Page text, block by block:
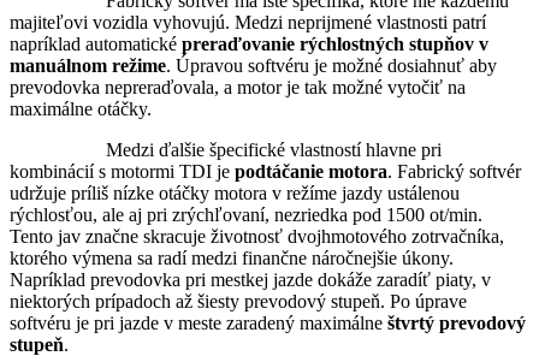
majiteľovi vozidla vyhovujú. Medzi neprijmené vlastnosti patrí
napríklad automatické preraďovanie rýchlostných stupňov v
manuálnom režime. Úpravou softvéru je možné dosiahnuť aby
prevodovka nepreraďovala, a motor je tak možné vytočiť na
maximálne otáčky.
Medzi ďalšie špecifické vlastností hlavne pri
kombinácií s motormi TDI je podtáčanie motora. Fabrický softvér
udržuje príliš nízke otáčky motora v režíme jazdy ustálenou
rýchlosťou, ale aj pri zrýchľovaní, nezriedka pod 1500 ot/min.
Tento jav značne skracuje životnosť dvojhmotového zotrvačníka,
ktorého výmena sa radí medzi finančne náročnejšie úkony.
Napríklad prevodovka pri mestkej jazde dokáže zaradíť piaty, v
niektorých prípadoch až šiesty prevodový stupeň. Po úprave
softvéru je pri jazde v meste zaradený maximálne štvrtý prevodový
stupeň.